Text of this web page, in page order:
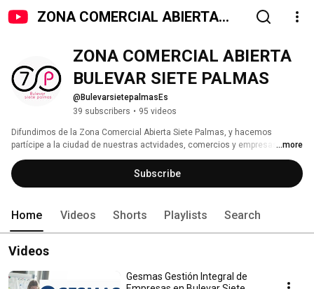
ZONA COMERCIAL ABIERTA
ZONA COMERCIAL ABIERTA
BULEVAR SIETE PALMAS
@BulevarsietepalmasEs
39 subscribers • 95 videos
Difundimos de la Zona Comercial Abierta Siete Palmas, y hacemos
partícipe a la ciudad de nuestras actvidades, comercios y empresas. ...more
Subscribe
Home Videos Shorts Playlists Search
Videos
Gesmas Gestión Integral de